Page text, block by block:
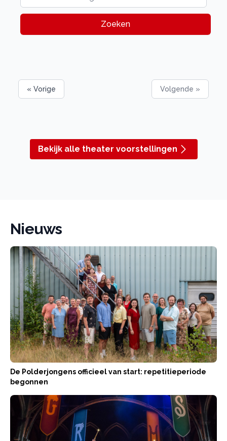
Zoeken
« Vorige Volgende »
Bekijk alle theater voorstellingen
Nieuws
De Polderjongens officieel van start: repetitieperiode
begonnen